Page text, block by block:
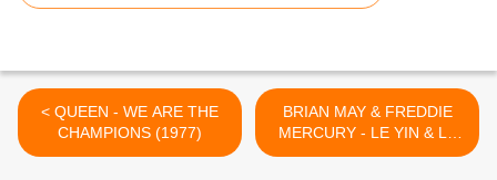
< QUEEN - WE ARE THE
CHAMPIONS (1977)
BRIAN MAY & FREDDIE
MERCURY - LE YIN & LE
YANG >